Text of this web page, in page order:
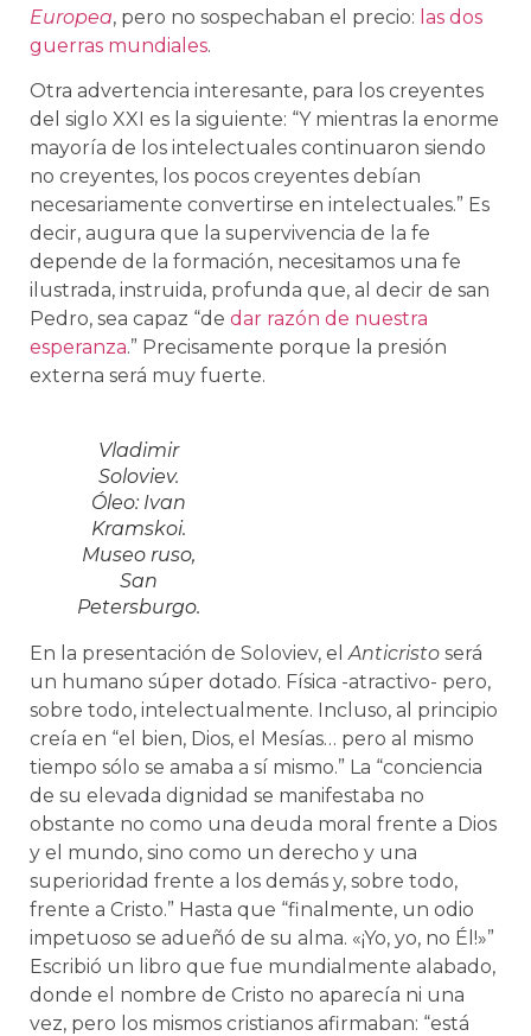
Europea, pero no sospechaban el precio: las dos
guerras mundiales.
Otra advertencia interesante, para los creyentes
del siglo XXI es la siguiente: “Y mientras la enorme
mayoría de los intelectuales continuaron siendo
no creyentes, los pocos creyentes debían
necesariamente convertirse en intelectuales.” Es
decir, augura que la supervivencia de la fe
depende de la formación, necesitamos una fe
ilustrada, instruida, profunda que, al decir de san
Pedro, sea capaz “de dar razón de nuestra
esperanza.” Precisamente porque la presión
externa será muy fuerte.
Vladimir
Soloviev.
Óleo: Ivan
Kramskoi.
Museo ruso,
San
Petersburgo.
En la presentación de Soloviev, elAnticristo será
un humano súper dotado. Física -atractivo- pero,
sobre todo, intelectualmente. Incluso, al principio
creía en “el bien, Dios, el Mesías… pero al mismo
tiempo sólo se amaba a sí mismo.” La “conciencia
de su elevada dignidad se manifestaba no
obstante no como una deuda moral frente a Dios
y el mundo, sino como un derecho y una
superioridad frente a los demás y, sobre todo,
frente a Cristo.” Hasta que “finalmente, un odio
impetuoso se adueñó de su alma. «¡Yo, yo, no Él!»”
Escribió un libro que fue mundialmente alabado,
donde el nombre de Cristo no aparecía ni una
vez, pero los mismos cristianos afirmaban: “está